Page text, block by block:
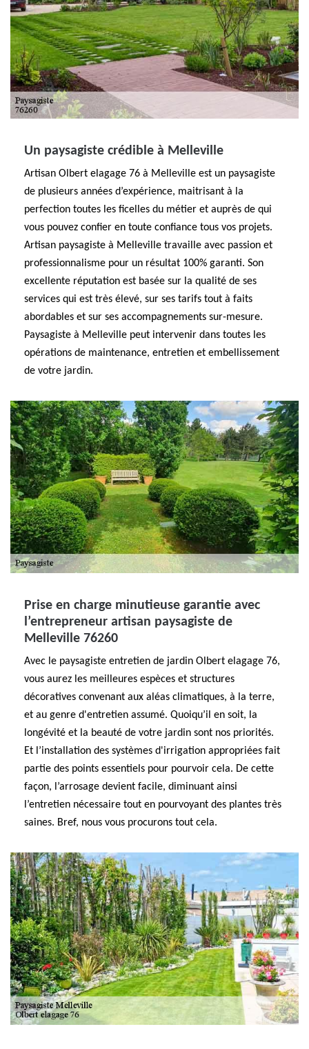
Un paysagiste crédible à Melleville
Artisan Olbert elagage 76 à Melleville est un paysagiste
de plusieurs années d’expérience, maitrisant à la
perfection toutes les ficelles du métier et auprès de qui
vous pouvez confier en toute confiance tous vos projets.
Artisan paysagiste à Melleville travaille avec passion et
professionnalisme pour un résultat 100% garanti. Son
excellente réputation est basée sur la qualité de ses
services qui est très élevé, sur ses tarifs tout à faits
abordables et sur ses accompagnements sur-mesure.
Paysagiste à Melleville peut intervenir dans toutes les
opérations de maintenance, entretien et embellissement
de votre jardin.
Prise en charge minutieuse garantie avec
l’entrepreneur artisan paysagiste de
Melleville 76260
Avec le paysagiste entretien de jardin Olbert elagage 76,
vous aurez les meilleures espèces et structures
décoratives convenant aux aléas climatiques, à la terre,
et au genre d'entretien assumé. Quoiqu’il en soit, la
longévité et la beauté de votre jardin sont nos priorités.
Et l’installation des systèmes d'irrigation appropriées fait
partie des points essentiels pour pourvoir cela. De cette
façon, l’arrosage devient facile, diminuant ainsi
l’entretien nécessaire tout en pourvoyant des plantes très
saines. Bref, nous vous procurons tout cela.